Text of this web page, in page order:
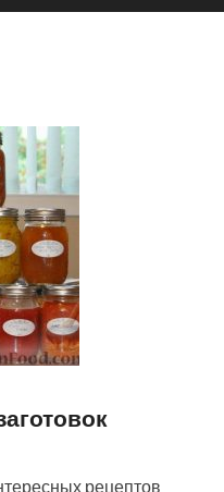
рецептов